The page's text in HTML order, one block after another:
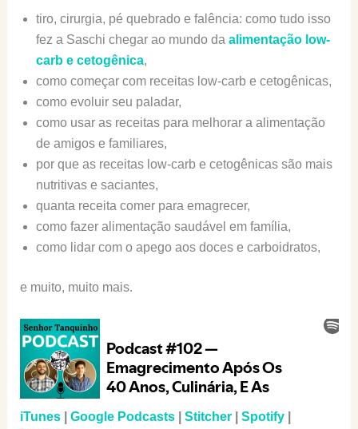
tiro, cirurgia, pé quebrado e falência: como tudo isso
fez a Saschi chegar ao mundo da alimentação low-
carb e cetogênica,
como começar com receitas low-carb e cetogênicas,
como evoluir seu paladar,
como usar as receitas para melhorar a alimentação
de amigos e familiares,
por que as receitas low-carb e cetogênicas são mais
nutritivas e saciantes,
quanta receita comer para emagrecer,
como fazer alimentação saudável em família,
como lidar com o apego aos doces e carboidratos,
e muito, muito mais.
iTunes| Google Podcasts| Stitcher| Spotify|